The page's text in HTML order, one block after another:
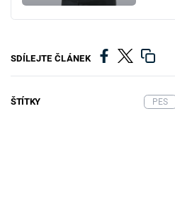
SDÍLEJTE ČLÁNEK
ŠTÍTKY PES